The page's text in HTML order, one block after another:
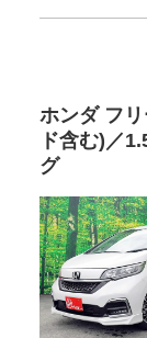
ホンダ フ
ド含む)／
グ